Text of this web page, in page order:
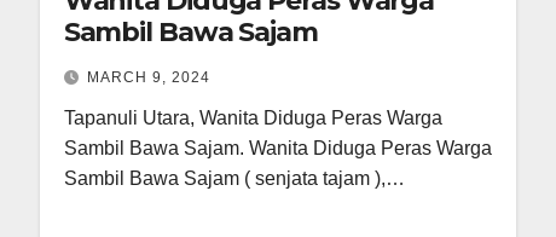
Sambil Bawa Sajam
MARCH 9, 2024
Tapanuli Utara, Wanita Diduga Peras Warga
Sambil Bawa Sajam. Wanita Diduga Peras Warga
Sambil Bawa Sajam ( senjata tajam ),…